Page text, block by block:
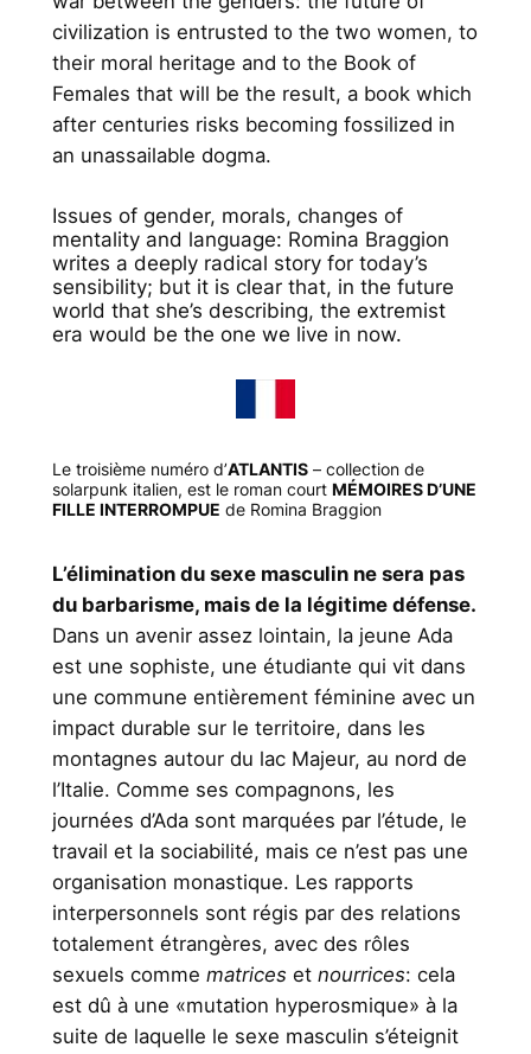
civilization is entrusted to the two women, to
their moral heritage and to the Book of
Females that will be the result, a book which
after centuries risks becoming fossilized in
an unassailable dogma.
Issues of gender, morals, changes of
mentality and language: Romina Braggion
writes a deeply radical story for today’s
sensibility; but it is clear that, in the future
world that she’s describing, the extremist
era would be the one we live in now.
Le troisième numéro d’ATLANTIS– collection de
solarpunk italien, est le roman court MÉMOIRES D’UNE
FILLE INTERROMPUE de Romina Braggion
L’élimination du sexe masculin ne sera pas
du barbarisme, mais de la légitime défense.
Dans un avenir assez lointain, la jeune Ada
est une sophiste, une étudiante qui vit dans
une commune entièrement féminine avec un
impact durable sur le territoire, dans les
montagnes autour du lac Majeur, au nord de
l’Italie. Comme ses compagnons, les
journées d’Ada sont marquées par l’étude, le
travail et la sociabilité, mais ce n’est pas une
organisation monastique. Les rapports
interpersonnels sont régis par des relations
totalement étrangères, avec des rôles
sexuels comme matrices et nourrices: cela
est dû à une «mutation hyperosmique» à la
suite de laquelle le sexe masculin s’éteignit